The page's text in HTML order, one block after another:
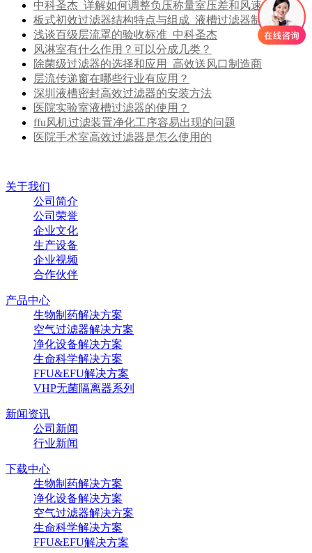
中科圣杰_详解如何调整负压称量室压差和风速
板式初效过滤器结构特点与组成_液槽过滤器制造商
浅谈百级层流罩的验收标准_中科圣杰
风淋室有什么作用？可以分成几类？
除菌级过滤器的选择和应用_高效送风口制造商
层流传递窗在哪些行业有应用？
深圳液槽密封高效过滤器的安装方法
医院实验室液槽过滤器的使用？
ffu风机过滤装置净化工序容易出现的问题
医院手术室高效过滤器是怎么使用的
关于我们
公司简介
公司荣誉
企业文化
生产设备
企业视频
合作伙伴
产品中心
生物制药解决方案
空气过滤器解决方案
净化设备解决方案
生命科学解决方案
FFU&EFU解决方案
VHP无菌隔离器系列
新闻资讯
公司新闻
行业新闻
下载中心
生物制药解决方案
净化设备解决方案
空气过滤器解决方案
生命科学解决方案
FFU&EFU解决方案